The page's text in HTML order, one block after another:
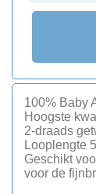
100% Baby
Hoogste
2-draads
Looplengte
Geschikt
voor de